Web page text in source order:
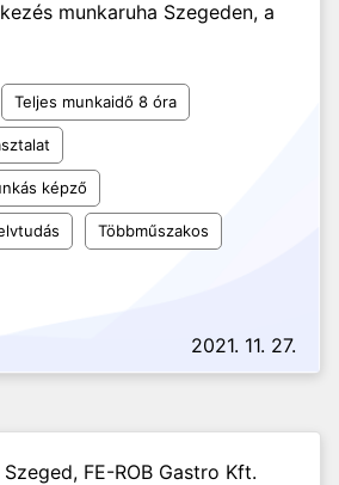
munkaruha Szegeden, a
Teljes munkaidő 8 óra
képző
Többműszakos
2021. 11. 27.
Szeged, FE-ROB Gastro Kft.